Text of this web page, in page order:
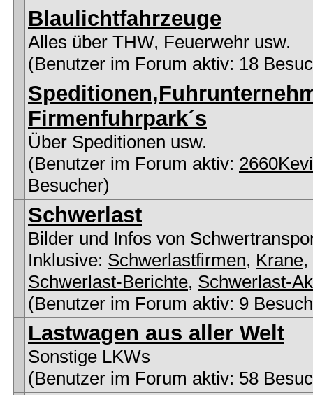
Blaulichtfahrzeuge
Alles über THW, Feuerwehr usw.
(Benutzer im Forum aktiv: 18
Firmenfuhrpark´s
Über Speditionen usw.
(Benutzer im Forum aktiv:
Besucher)
Schwerlast
Bilder und Infos von
Inklusive: Schwerlastfirmen, Krane,
Schwerlast-Berichte, Schwerlast-
(Benutzer im Forum aktiv: 9
Lastwagen aus aller Welt
Sonstige LKWs
(Benutzer im Forum aktiv: 58